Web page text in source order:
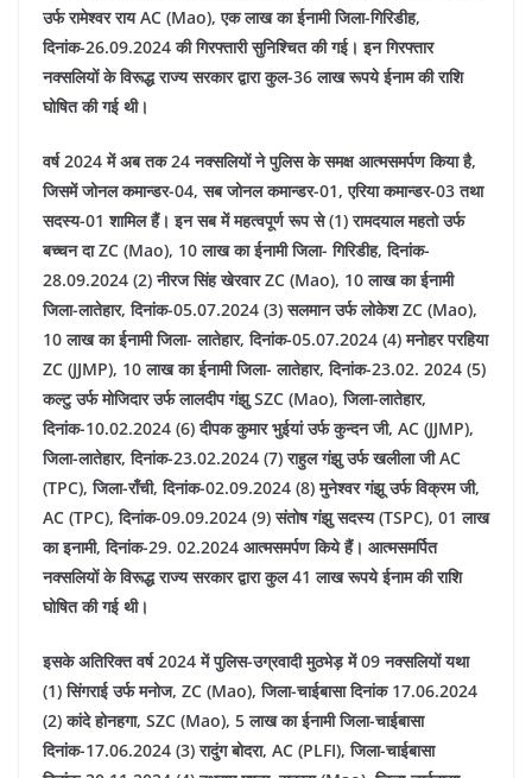
उर्फ रामेश्वर राय AC (Mao), एक लाख का ईनामी जिला-गिरिडीह,
दिनांक-26.09.2024 की गिरफ्तारी सुनिश्चित की गई। इन गिरफ्तार
नक्सलियों के विरूद्ध राज्य सरकार द्वारा कुल-36 लाख रूपये ईनाम की राशि
घोषित की गई थी।
वर्ष 2024 में अब तक 24 नक्सलियों ने पुलिस के समक्ष आत्मसमर्पण किया है,
जिसमें जोनल कमान्डर-04, सब जोनल कमान्डर-01, एरिया कमान्डर-03 तथा
सदस्य-01 शामिल हैं।इन सब में महत्वपूर्ण रूप से (1) रामदयाल महतो उर्फ
बच्चन दा ZC (Mao), 10 लाख का ईनामी जिला- गिरिडीह, दिनांक-
28.09.2024 (2) नीरज सिंह खेरवार ZC (Mao), 10 लाख का ईनामी
जिला-लातेहार, दिनांक-05.07.2024 (3) सलमान उर्फ लोकेश ZC (Mao),
10 लाख का ईनामी जिला- लातेहार, दिनांक-05.07.2024 (4) मनोहर परहिया
ZC (JJMP), 10 लाख का ईनामी जिला- लातेहार, दिनांक-23.02. 2024 (5)
कल्टु उर्फ मोजिदार उर्फ लालदीप गंझु SZC (Mao), जिला-लातेहार,
दिनांक-10.02.2024 (6) दीपक कुमार भुईयां उर्फ कुन्दन जी, AC (JJMP),
जिला-लातेहार, दिनांक-23.02.2024 (7) राहुल गंझु उर्फ खलीला जी AC
(TPC), जिला-राँची, दिनांक-02.09.2024 (8) मुनेश्वर गंझू उर्फ विक्रम जी,
AC (TPC), दिनांक-09.09.2024 (9) संतोष गंझु सदस्य (TSPC), 01 लाख
का इनामी, दिनांक-29. 02.2024 आत्मसमर्पण किये हैं। आत्मसमर्पित
नक्सलियों के विरूद्ध राज्य सरकार द्वारा कुल 41 लाख रूपये ईनाम की राशि
घोषित की गई थी।
इसके अतिरिक्त वर्ष 2024 में पुलिस-उग्रवादी मुठभेड़ में 09 नक्सलियों यथा
(1) सिंगराई उर्फ मनोज, ZC (Mao), जिला-चाईबासा दिनांक 17.06.2024
(2) कांदे होनहगा, SZC (Mao), 5 लाख का ईनामी जिला-चाईबासा
दिनांक-17.06.2024 (3) रादुंग बोदरा, AC (PLFI), जिला-चाईबासा